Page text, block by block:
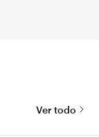
Ver todo